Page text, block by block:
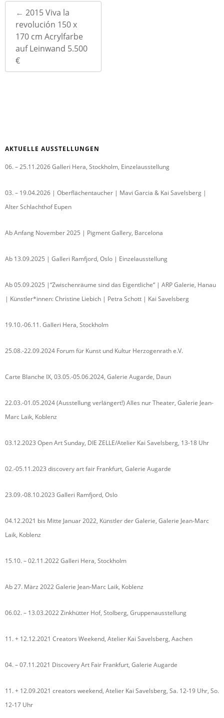
Post
navigation
← 2015 Viva la
revolución 150 x
170 cm Acrylfarbe
auf Leinwand 5.500
€
AKTUELLE AUSSTELLUNGEN
06. – 25.11.2026 Galleri Hera, Stockholm, Einzelausstellung
03. – 19.04.2026 | Oberflächentaucher | Mavi Garcia & Kai Savelsberg |
Alter Schlachthof Eupen
Ab Anfang November 2025 | Pigment Gallery, Barcelona
Ab 13.09.2025 | Galleri Ramfjord, Oslo | Einzelausstellung
Ab 05.09.2025 |“Zwischenräume sind das Eigentliche“ | ARP Galerie, Hanau
| Künstler*innen: Christine Liebich | Petra Schott | Kai Savelsberg
19.10.-06.11. Galleri Hera, Stockholm
25.08.-22.09.2024 Forum für Kunst und Kultur Herzogenrath e.V.
Carte Blanche IX, 03.05.-05.06.2024, Galerie Augarde, Daun
22.03.-01.05.2024 (Ausstellung verlängert!) Alles nur Theater, Galerie Jean-
Marc Laik, Koblenz
03.12.2023 Open Art Sunday, DIE ZELLE/Atelier Kai Savelsberg, 13-18 Uhr
02.-05.11.2023 discovery art fair Frankfurt, Galerie Augarde
23.09.-08.10.2023 Galleri Ramfjord, Oslo
04.12.2021 bis Mitte Januar 2022, Künstler der Galerie, Galerie Jean-Marc
Laik, Koblenz
15.10. – 02.11.2022 Galleri Hera, Stockholm
Ab 27. März 2022 Galerie Jean-Marc Laik, Koblenz
06.02. – 13.03.2022 Zinkhütter Hof, Stolberg, Gruppenausstellung
11. + 12.12.2021 Creators Weekend, Atelier Kai Savelsberg, Aachen
04. – 07.11.2021 Discovery Art Fair Frankfurt, Galerie Augarde
11. + 12.09.2021 creators weekend, Atelier Kai Savelsberg, Sa. 12-19 Uhr, So.
12-17 Uhr